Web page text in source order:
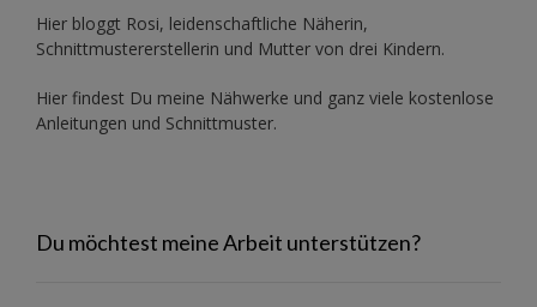
Hier bloggt Rosi, leidenschaftliche Näherin,
Schnittmustererstellerin und Mutter von drei Kindern.
Hier findest Du meine Nähwerke und ganz viele kostenlose
Anleitungen und Schnittmuster.
Du möchtest meine Arbeit unterstützen?